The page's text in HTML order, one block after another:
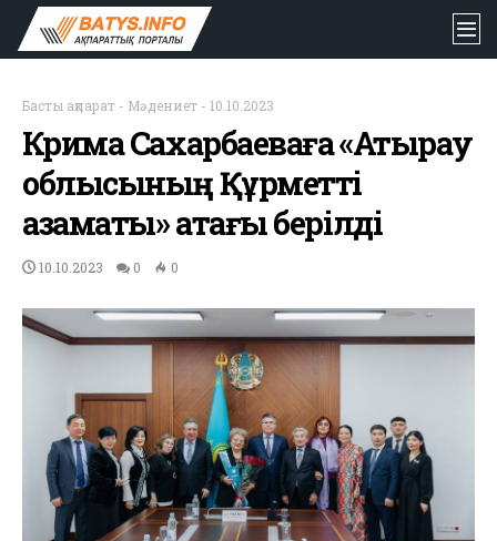
Басты ақпарат - Мәдениет - 10.10.2023
Кәрима Сахарбаеваға «Атырау
облысының Құрметті
азаматы» атағы берілді
10.10.2023 0 0